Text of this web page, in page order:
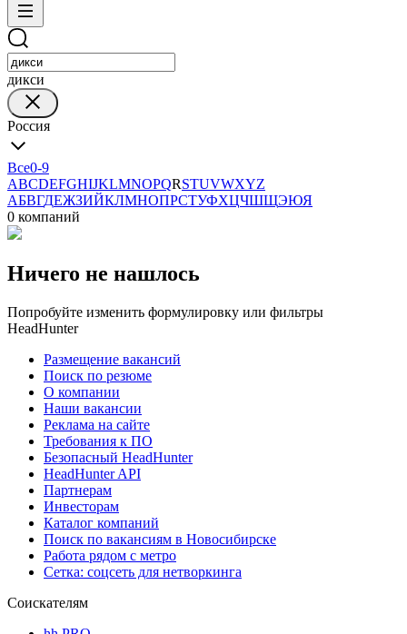
дикси
Россия
Все0-9
ABCDEFGHIJKLMNOPQRSTUVWXYZ
АБВГДЕЖЗИЙКЛМНОПРСТУФХЦЧШЩЭЮЯ
0 компаний
Ничего не нашлось
Попробуйте изменить формулировку или фильтры
HeadHunter
Размещение вакансий
Поиск по резюме
О компании
Наши вакансии
Реклама на сайте
Требования к ПО
Безопасный HeadHunter
HeadHunter API
Партнерам
Инвесторам
Каталог компаний
Поиск по вакансиям в Новосибирске
Работа рядом с метро
Сетка: соцсеть для нетворкинга
Соискателям